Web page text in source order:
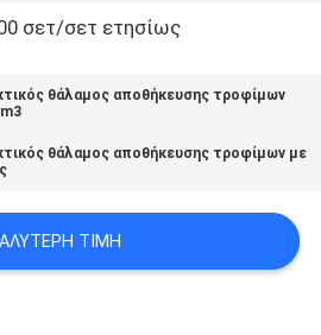
σετ/σετ ετησίως
θάλαμος αποθήκευσης τροφίμων
θάλαμος αποθήκευσης τροφίμων με
ΤΙΜΉ